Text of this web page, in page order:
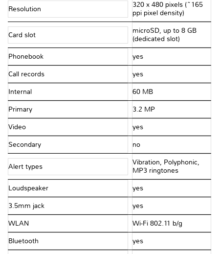
Resolution
320 x 480 pixels (~165
ppi pixel density)
Card slot
microSD, up to 8 GB
(dedicated slot)
Phonebook yes
Call records yes
Internal 60 MB
Primary 3.2 MP
Video yes
Secondary no
Alert types
Vibration, Polyphonic,
MP3 ringtones
Loudspeaker yes
3.5mm jack yes
WLAN Wi-Fi 802.11 b/g
Bluetooth yes